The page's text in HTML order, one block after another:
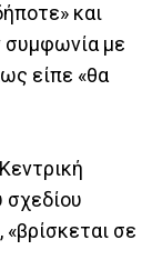
και
συμφωνία με
είπε «θα
σχεδίου
σε